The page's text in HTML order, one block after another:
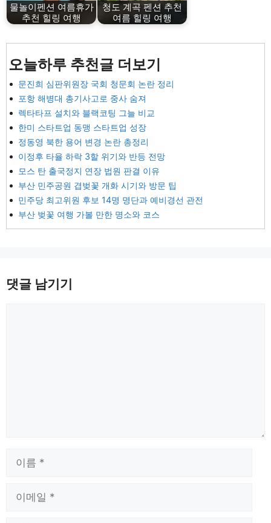
물놀이펜션 여름휴가
추천 힐링 여행
청도 계곡 펜션 추천
여름 힐링 여행
오늘하루 추천글 더보기
문진희 심판위원장 국회 청문회 논란 정리
포항 해병대 총기사고로 중사 숨져
렉타타프 설치와 블랙코팅 그늘 비교
한미 스타트업 동맹 스타트업 성장
정동영 북한 용어 변경 논란 총정리
이정후 타율 하락 3할 위기와 반등 전망
모스 탄 출국정지 연장 법원 판결 이유
부산 민주공원 겹벚꽃 개화 시기와 방문 팁
민주당 최고위원 후보 14명 명단과 예비경선 관전
부산 벚꽃 여행 가볼 만한 명소와 코스
댓글 남기기